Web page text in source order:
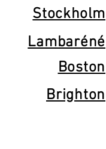
Stockholm
Lambaréné
Boston
Brighton